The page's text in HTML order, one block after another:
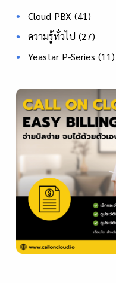
Cloud PBX (41)
ความรู้ทั่วไป (27)
Yeastar P-Series (11)